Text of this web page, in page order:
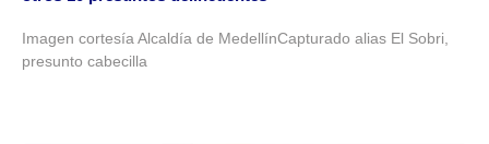
Imagen cortesía Alcaldía de MedellínCapturado alias El Sobri,
presunto cabecilla